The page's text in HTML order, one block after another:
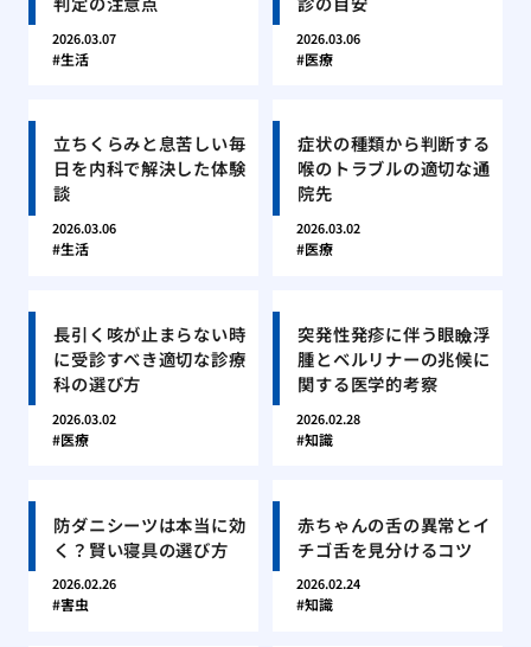
2026.03.07
生活
2026.03.06
医療
立ちくらみと息苦しい毎
日を内科で解決した体験
談
2026.03.06
生活
症状の種類から判断する
喉のトラブルの適切な通
院先
2026.03.02
医療
長引く咳が止まらない時
に受診すべき適切な診療
科の選び方
2026.03.02
医療
突発性発疹に伴う眼瞼浮
腫とベルリナーの兆候に
関する医学的考察
2026.02.28
知識
防ダニシーツは本当に効
く？賢い寝具の選び方
2026.02.26
害虫
赤ちゃんの舌の異常とイ
チゴ舌を見分けるコツ
2026.02.24
知識